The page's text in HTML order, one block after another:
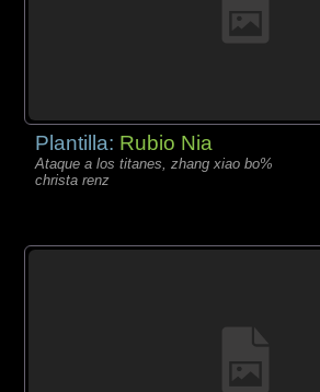
Plantilla: Rubio Nia
Ataque a los titanes, zhang xiao bo%
christa renz